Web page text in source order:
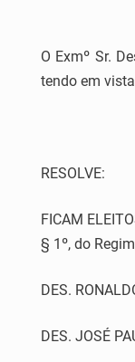
O Exmº Sr.
tendo em
RESOLVE:
FICAM
§ 1º, do
DES.
DES. JOSÉ